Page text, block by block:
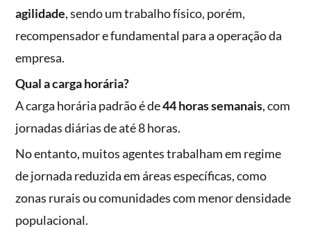
agilidade, sendo um trabalho físico, porém,
recompensador e fundamental para a operação da
empresa.
Qual a carga horária?
A carga horária padrão é de44 horas semanais, com
jornadas diárias de até 8 horas.
No entanto, muitos agentes trabalham em regime
de jornada reduzida em áreas específicas, como
zonas rurais ou comunidades com menor densidade
populacional.